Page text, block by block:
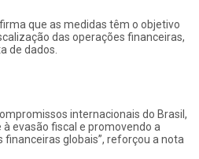
que as medidas têm o objetivo
das operações financeiras,
de dados.
internacionais do Brasil,
evasão fiscal e promovendo a
globais”, reforçou a nota